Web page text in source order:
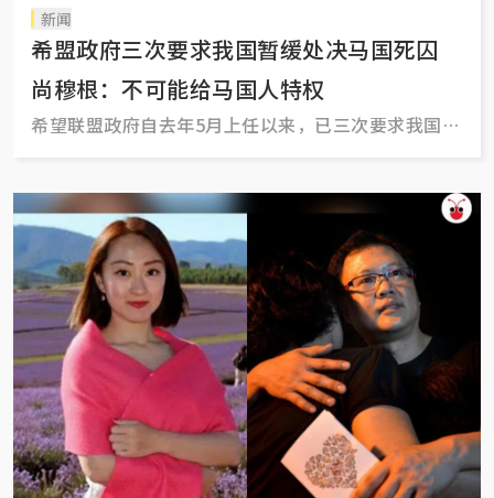
新闻
希盟政府三次要求我国暂缓处决马国死囚
尚穆根：不可能给马国人特权
希望联盟政府自去年5月上任以来，已三次要求我国暂